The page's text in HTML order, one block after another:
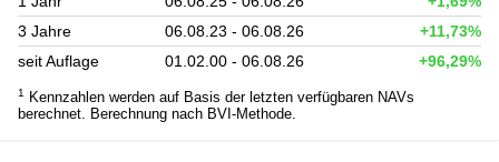
3 Jahre
06.08.23 - 06.08.26
+11,73%
seit Auflage
01.02.00 - 06.08.26 +96,29%
1
Kennzahlen werden auf Basis der letzten verfügbaren NAVs
berechnet. Berechnung nach BVI-Methode.